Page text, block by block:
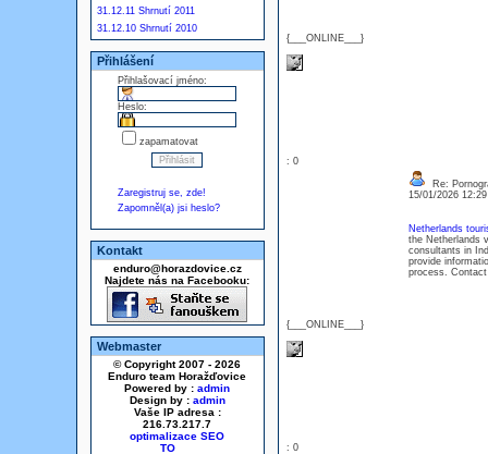
31.12.11 Shrnutí 2011
31.12.10 Shrnutí 2010
Přihlášení
Přihlašovací jméno:
Heslo:
zapamatovat
Zaregistruj se, zde!
Zapomněl(a) jsi heslo?
Kontakt
enduro@horazdovice.cz
Najdete nás na Facebooku:
Webmaster
© Copyright 2007 - 2026
Enduro team Horažďovice
Powered by : admin
Design by : admin
Vaše IP adresa :
216.73.217.7
optimalizace SEO
{___ONLINE___}
: 0
{___ONLINE___}
Re:
15/01/2026
Netherlands
the Netherlands
consultants in
provide
process.
: 0